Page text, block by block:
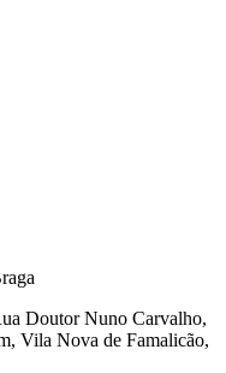
Doutor Nuno Carvalho,
Vila Nova de Famalicão,